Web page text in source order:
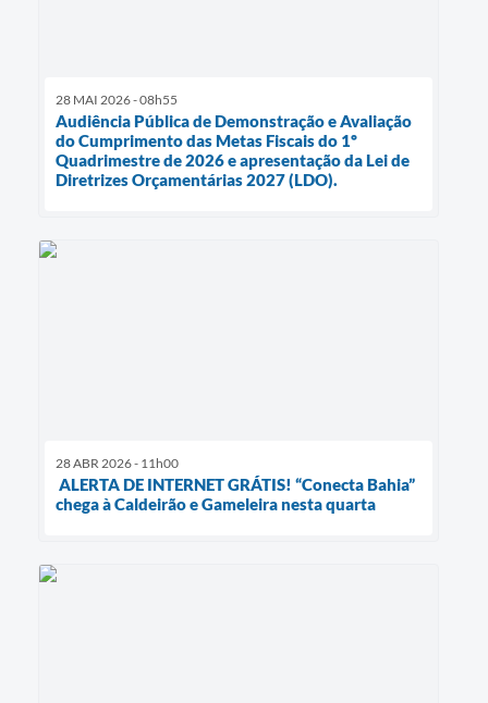
28 MAI 2026 - 08h55
Audiência Pública de Demonstração e Avaliação
do Cumprimento das Metas Fiscais do 1º
Quadrimestre de 2026 e apresentação da Lei de
Diretrizes Orçamentárias 2027 (LDO).
28 ABR 2026 - 11h00
ALERTA DE INTERNET GRÁTIS! “Conecta Bahia”
chega à Caldeirão e Gameleira nesta quarta